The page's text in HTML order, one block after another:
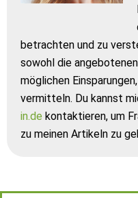
betrachten und zu
sowohl die
möglichen
vermitteln. Du kannst
in.de kontaktieren, um
zu meinen Artikeln zu